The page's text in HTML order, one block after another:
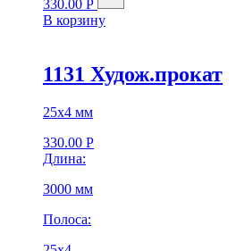
330.00 Р
В корзину
1131 Худож.прокат
25х4 мм
330.00 Р
Длина:
3000 мм
Полоса: